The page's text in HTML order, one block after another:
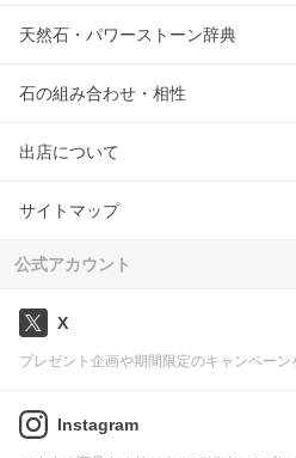
天然石・パワーストーン辞典
石の組み合わせ・相性
出店について
サイトマップ
公式アカウント
X
プレゼント企画や期間限定のキャンペーン
Instagram